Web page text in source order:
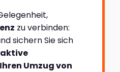
zu verbinden:
sichern Sie sich
Umzug von